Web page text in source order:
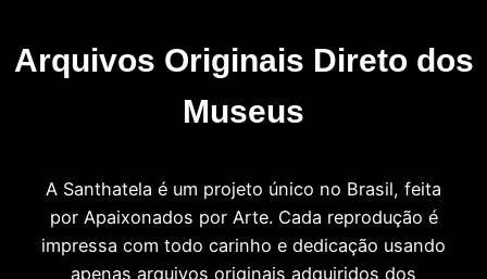
Arquivos Originais Direto dos
Museus
A Santhatela é um projeto único no Brasil, feita
por Apaixonados por Arte. Cada reprodução é
impressa com todo carinho e dedicação usando
apenas arquivos originais adquiridos dos